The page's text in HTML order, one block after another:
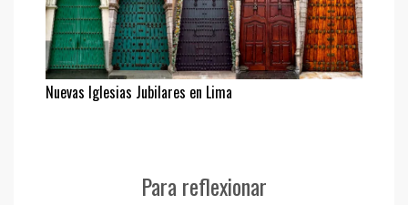
Nuevas Iglesias Jubilares en Lima
Para reflexionar